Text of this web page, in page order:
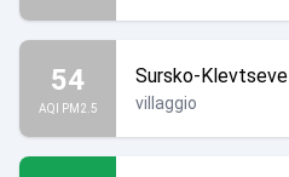
54
AQI PM2.5
Sursko-Klevtseve
villaggio